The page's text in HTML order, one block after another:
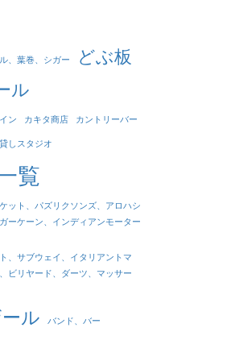
、葉巻、シガー
どぶ板
ル
ン カキタ商店 カントリーバー
しスタジオ
覧
ット、パズリクソンズ、アロハシ
ーケーン、インディアンモーター
、サブウェイ、イタリアントマ
ビリヤード、ダーツ、マッサー
ル バンド、バー